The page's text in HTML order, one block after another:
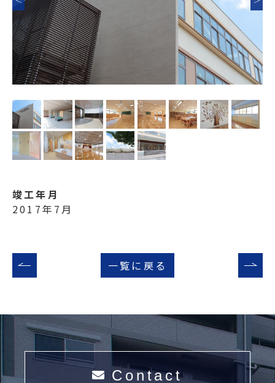
Previous Next
竣工年月
2017年7月
一覧に戻る
Contact